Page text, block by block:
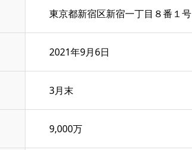
東京都新宿区新宿一丁目８番１号
2021年9月6日
3月末
9,000万